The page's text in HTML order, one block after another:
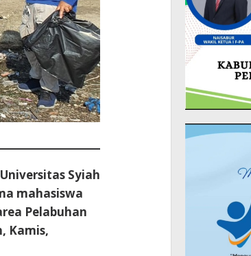
Syiah
mahasiswa
Pelabuhan
Kamis,